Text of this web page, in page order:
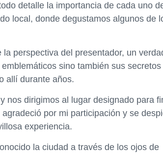
detalle la importancia de cada uno
local, donde degustamos algunos de
perspectiva del presentador, un
sino también sus
allí durante años.
nos dirigimos al lugar designado para
por mi participación y se
experiencia.
la ciudad a través de los ojos de